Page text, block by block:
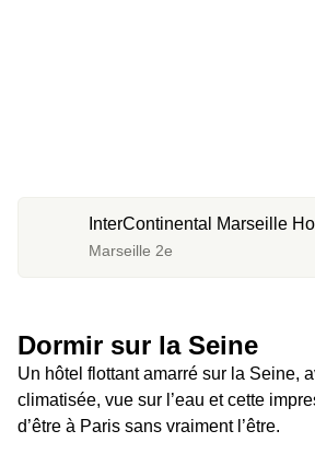
InterContinental Marseille
Marseille 2e
Dormir sur la Seine
Un hôtel flottant amarré sur la Seine,
climatisée, vue sur l’eau et cette
d’être à Paris sans vraiment l’être.